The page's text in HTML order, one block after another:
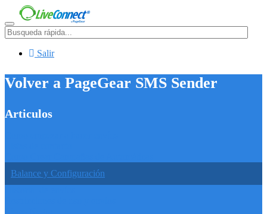
Menú
Salir
Volver a PageGear SMS Sender
Articulos
Balance y Configuración